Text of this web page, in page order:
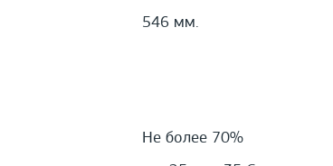
546 мм.
Не более 70%